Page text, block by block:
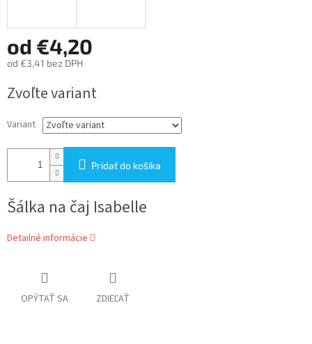
od €4,20
od €3,41 bez DPH
cena:
Zvoľte variant
Variant
Pridať do košíka
Šálka na čaj Isabelle
Detailné informácie
OPÝTAŤ SA ZDIEĽAŤ